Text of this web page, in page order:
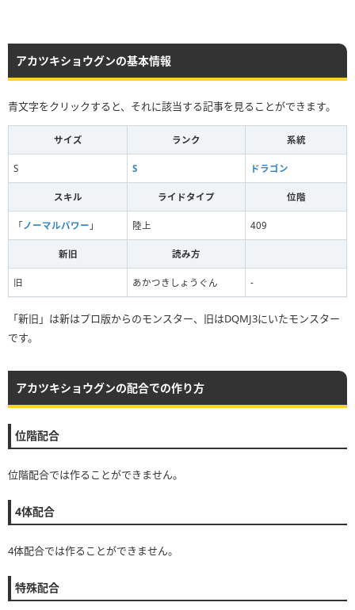
アカツキショウグンの基本情報
青文字をクリックすると、それに該当する記事を見ることができます。
サイズ ランク 系統
S S ドラゴン
スキル ライドタイプ 位階
「ノーマルパワー 」 陸上 409
新旧 読み方
旧 あかつきしょうぐん -
「新旧」は新はプロ版からのモンスター、旧はDQMJ3にいたモンスター
です。
アカツキショウグンの配合での作り方
位階配合
位階配合では作ることができません。
4体配合
4体配合では作ることができません。
特殊配合